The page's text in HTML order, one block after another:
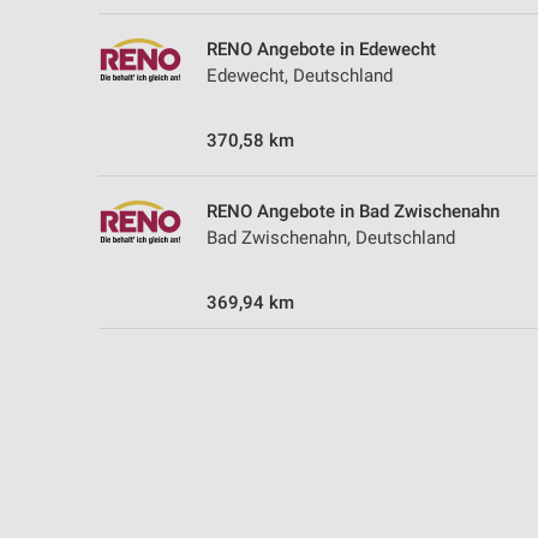
RENO Angebote in Edewecht
Edewecht, Deutschland
370,58 km
RENO Angebote in Bad Zwischenahn
Bad Zwischenahn, Deutschland
369,94 km
Analyse von Zielgruppen durch Statistiken oder Kombinationen
Entwicklung und Verbesserung der Angebote
IAB-Besonderheiten:
Geräte anhand von aktiv angeforderten Informationen